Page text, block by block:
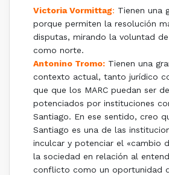
Victoria Vormittag: Tienen una
porque permiten la resolución
disputas, mirando la voluntad
como norte.
Antonino Tromo: Tienen una
contexto actual, tanto jurídico
que que los MARC puedan ser
potenciados por instituciones
Santiago. En ese sentido, creo
Santiago es una de las
inculcar y potenciar el «cambio
la sociedad en relación al
conflicto como un oportunidad